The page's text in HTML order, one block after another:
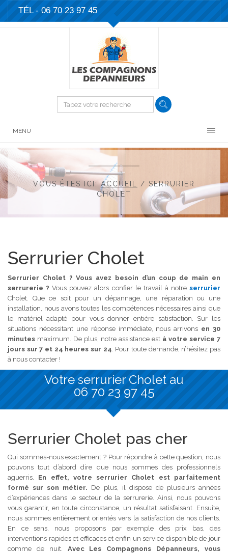
TÉL - 06 70 23 97 45
MENU
VOUS ÊTES ICI:ACCUEIL / SERRURIER
CHOLET
Serrurier Cholet
Serrurier Cholet ? Vous avez besoin d’un coup de main en
serrurerie ? Vous pouvez alors confier le travail à notreserrurier
Cholet. Que ce soit pour un dépannage, une réparation ou une
installation, nous avons toutes les compétences nécessaires ainsi que
le matériel adapté pour vous donner entière satisfaction. Sur les
situations nécessitant une réponse immédiate, nous arrivons en 30
minutes maximum. De plus, notre assistance est à votre service 7
jours sur 7 et 24 heures sur 24 . Pour toute demande, n’hésitez pas
à nous contacter !
Votre serrurier Cholet au
06 70 23 97 45
Serrurier Cholet pas cher
Qui sommes-nous exactement ? Pour répondre à cette question, nous
pouvons tout d’abord dire que nous sommes des professionnels
aguerris. En effet, votre serrurier Cholet est parfaitement
formé sur son métier. De plus, il dispose de plusieurs années
d’expériences dans le secteur de la serrurerie. Ainsi, nous pouvons
vous garantir, en toute circonstance, un résultat satisfaisant. Ensuite,
nous sommes entièrement orientés vers la satisfaction de nos clients.
En ce sens, nous proposons par exemple des prix bas, des
interventions rapides et efficaces et enfin un service disponible de jour
comme de nuit. Avec Les Compagnons Dépanneurs, vous